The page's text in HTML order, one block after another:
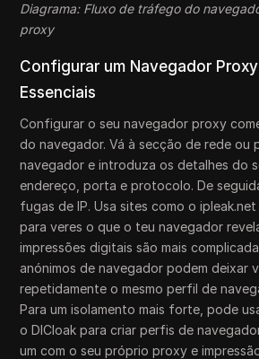
Diagrama: Fluxo de tráfego do
proxy
Configurar um Navegador
Essenciais
Configurar o seu navegador proxy
do navegador. Vá à secção de rede ou
navegador e introduza os detalhes do
endereço, porta e protocolo. De
fugas de IP. Usa sites como o
para veres o que o teu navegador
impressões digitais são mais
anónimos de navegador podem deixar
repetidamente o mesmo perfil de
Para um isolamento mais forte, pode
o DICloak para criar perfis de
um com o seu próprio proxy e